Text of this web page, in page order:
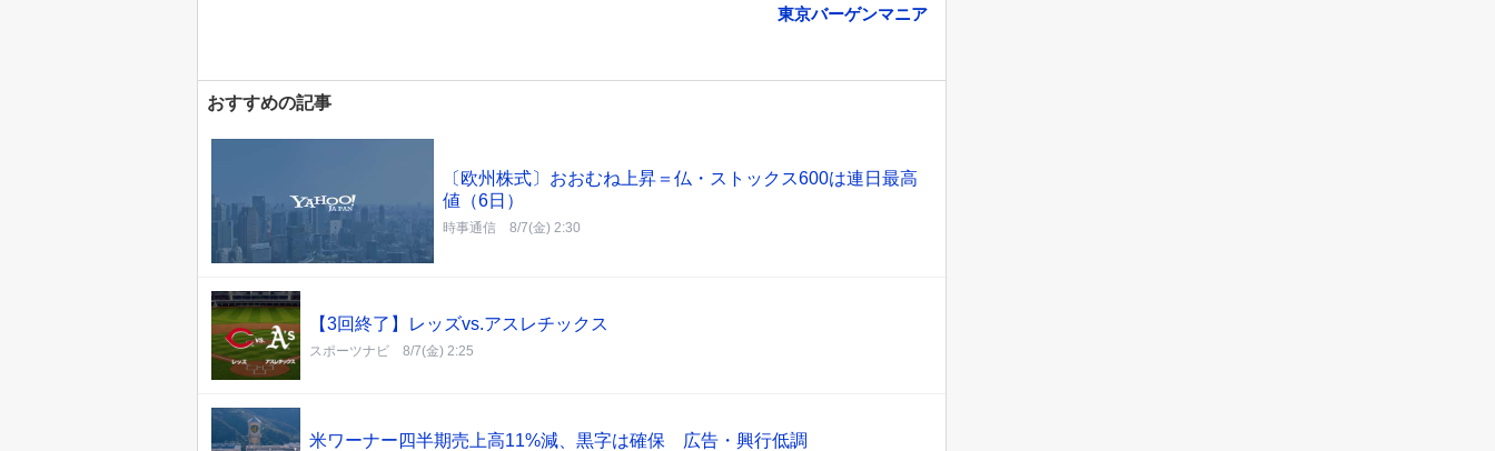
東京バーゲンマニア
おすすめの記事
〔欧州株式〕おおむね上昇＝仏・ストックス600は連日最高
値（6日）
時事通信 8/7(金) 2:30
【3回終了】レッズvs.アスレチックス
スポーツナビ 8/7(金) 2:25
米ワーナー四半期売上高11%減、黒字は確保 広告・興行低調